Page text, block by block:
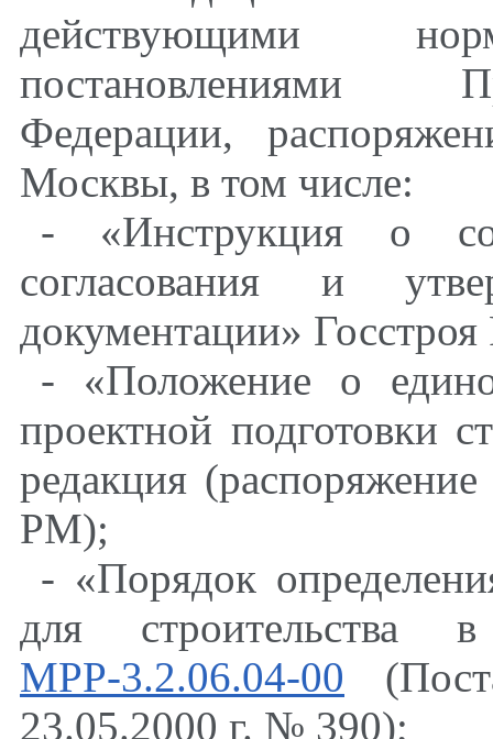
действующими
постановлениями
Федерации,
Москвы, в том числе:
- «Инструкция о
согласования и
документации»
- «Положение о
проектной подготовки
редакция
РМ);
- «Порядок
для строительства
МРР-3.2.06.04-00
23.05.2000 г. № 390);